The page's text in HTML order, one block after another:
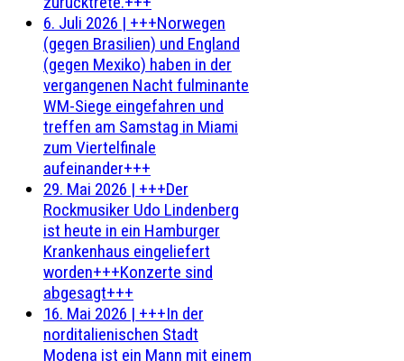
6. Juli 2026 | +++Norwegen
(gegen Brasilien) und England
(gegen Mexiko) haben in der
vergangenen Nacht fulminante
WM-Siege eingefahren und
treffen am Samstag in Miami
zum Viertelfinale
aufeinander+++
29. Mai 2026 | +++Der
Rockmusiker Udo Lindenberg
ist heute in ein Hamburger
Krankenhaus eingeliefert
worden+++Konzerte sind
abgesagt+++
16. Mai 2026 | +++In der
norditalienischen Stadt
Modena ist ein Mann mit einem